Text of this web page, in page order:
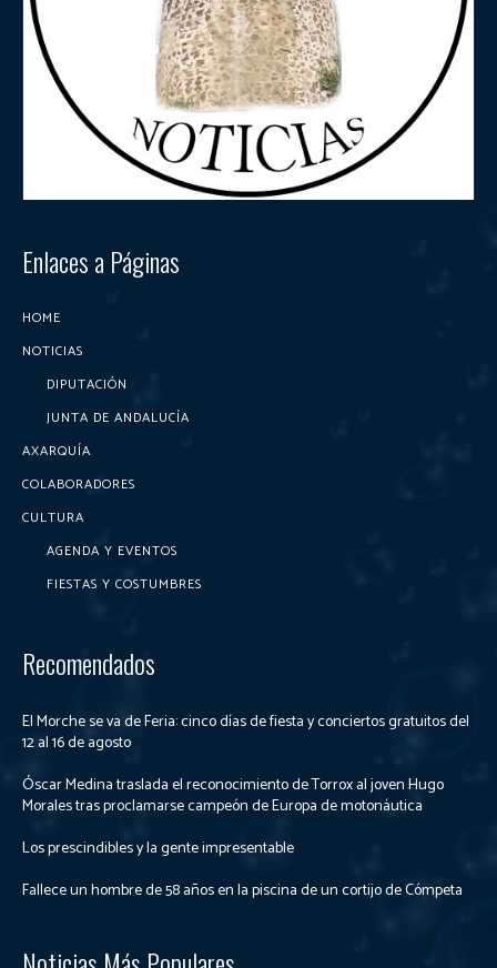
Enlaces a Páginas
HOME
NOTICIAS
DIPUTACIÓN
JUNTA DE ANDALUCÍA
AXARQUÍA
COLABORADORES
CULTURA
AGENDA Y EVENTOS
FIESTAS Y COSTUMBRES
Recomendados
El Morche se va de Feria: cinco días de fiesta y conciertos gratuitos del
12 al 16 de agosto
Óscar Medina traslada el reconocimiento de Torrox al joven Hugo
Morales tras proclamarse campeón de Europa de motonáutica
Los prescindibles y la gente impresentable
Fallece un hombre de 58 años en la piscina de un cortijo de Cómpeta